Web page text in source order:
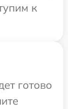
к
готово